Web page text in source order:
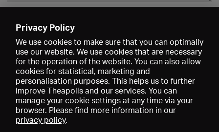
Privacy Policy
We use cookies to make sure that you can optimally
use our website. We use cookies that are necessary
for the operation of the website. You can also allow
cookies for statistical, marketing and
personalisation purposes. This helps us to further
improve Theapolis and our services. You can
manage your cookie settings at any time via your
browser. Please find more information in our
privacy policy.